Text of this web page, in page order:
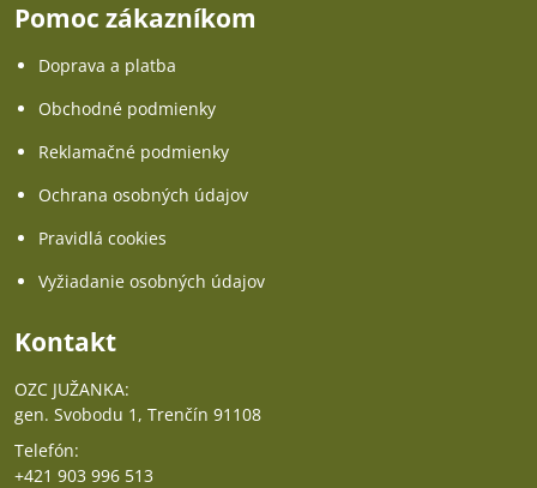
Pomoc zákazníkom
Doprava a platba
Obchodné podmienky
Reklamačné podmienky
Ochrana osobných údajov
Pravidlá cookies
Vyžiadanie osobných údajov
Kontakt
OZC JUŽANKA:
gen. Svobodu 1, Trenčín 91108
Telefón:
+421 903 996 513